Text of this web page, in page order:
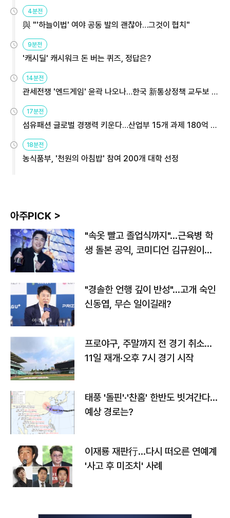
4분전
與 "'하늘이법' 여야 공동 발의 괜찮아…그것이 협치"
9분전
'캐시딜' 캐시워크 돈 버는 퀴즈, 정답은?
14분전
관세전쟁 '엔드게임' 윤곽 나오나…한국 新통상정책 교두보 활
용해야
17분전
섬유패션 글로벌 경쟁력 키운다…산업부 15개 과제 180억 지
원
18분전
농식품부, '천원의 아침밥' 참여 200개 대학 선정
아주PICK >
"속옷 빨고 졸업식까지"…근육병 학
생 돌본 공익, 코미디언 김규원이었
"경솔한 언행 깊이 반성"…고개 숙인
신동엽, 무슨 일이길래?
프로야구, 주말까지 전 경기 취소…
11일 재개·오후 7시 경기 시작
태풍 '돌핀'·'찬홈' 한반도 빗겨간다…
예상 경로는?
이재룡 재판行…다시 떠오른 연예계
'사고 후 미조치' 사례